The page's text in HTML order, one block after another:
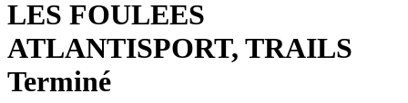
LES FOULEES
ATLANTISPORT, TRAILS
Terminé